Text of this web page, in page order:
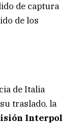
de captura
de los
de Italia
traslado, la
Interpol